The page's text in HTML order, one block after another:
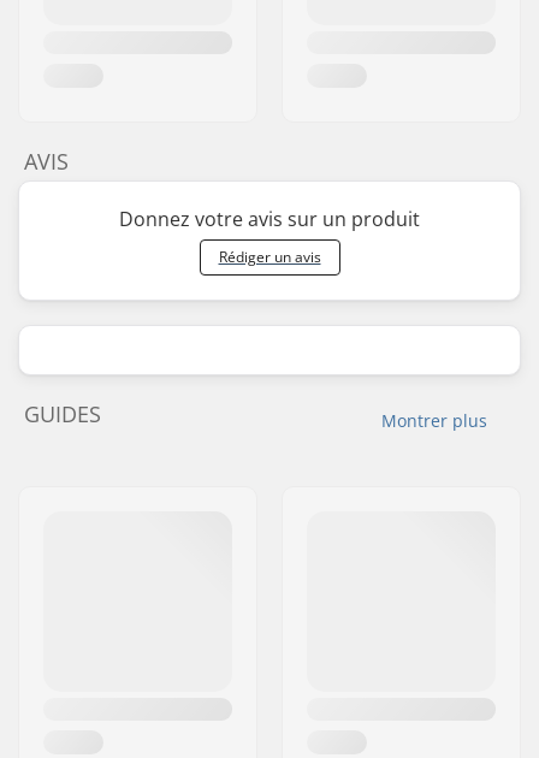
AVIS
Donnez votre avis sur un produit
Rédiger un avis
Montrer plus
GUIDES